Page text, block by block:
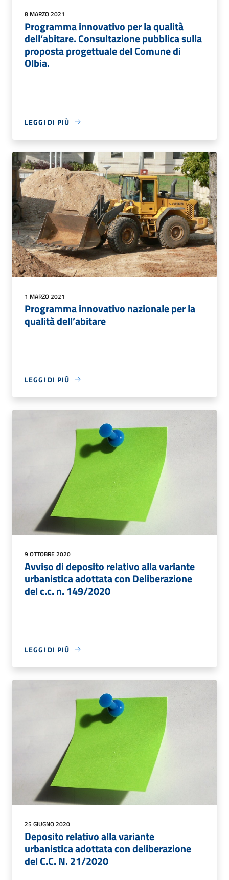
8 MARZO 2021
Programma innovativo per la qualità
dell’abitare. Consultazione pubblica sulla
proposta progettuale del Comune di
Olbia.
LEGGI DI PIÙ
1 MARZO 2021
Programma innovativo nazionale per la
qualità dell’abitare
LEGGI DI PIÙ
9 OTTOBRE 2020
Avviso di deposito relativo alla variante
urbanistica adottata con Deliberazione
del c.c. n. 149/2020
LEGGI DI PIÙ
25 GIUGNO 2020
Deposito relativo alla variante
urbanistica adottata con deliberazione
del C.C. N. 21/2020